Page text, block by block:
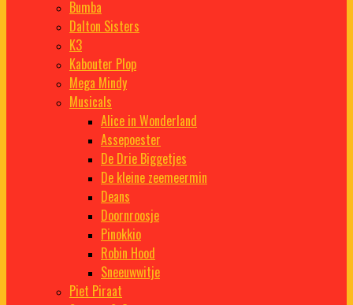
Bumba
Dalton Sisters
K3
Kabouter Plop
Mega Mindy
Musicals
Alice in Wonderland
Assepoester
De Drie Biggetjes
De kleine zeemeermin
Deans
Doornroosje
Pinokkio
Robin Hood
Sneeuwwitje
Piet Piraat